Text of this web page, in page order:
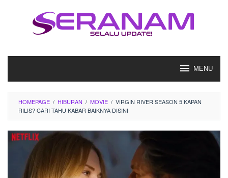
MENU
HOMEPAGE / HIBURAN / MOVIE / VIRGIN RIVER SEASON 5 KAPAN
RILIS? CARI TAHU KABAR BAIKNYA DISINI